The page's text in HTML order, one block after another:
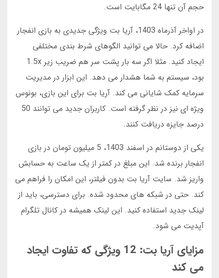
حجم آن تنها 24 مگابایت است.
در اواخر آذرماه 1403، آریا بت ویژگی جدیدی به بازی انفجار
اضافه کرد. حالا می توانید الگوهای شرط بندی مختلفی
ایجاد کنید. مثلا اگر سه بار پشت سر هم ضریب زیر 1.5x
بود، سیستم به شما هشدار می دهد. این ابزار در مدیریت
سرمایه کمک شایانی می کند. آریا بت برای این بازی، بونوس
ویژه ای نیز در نظر گرفته است. کاربران جدید می توانند 50
درصد جایزه دریافت کنند.
یکی از دوستانم در اسفند 1403، 5 میلیون تومان در بازی
انفجار برنده شد. این مبلغ در کمتر از یک ساعت به حسابش
واریز شد. سایت آریا بت بدون فیلتر، این امکان را فراهم می
کند. حتی در شبکه های محدود شده. برای دسترسی، باید از
لینک جدید استفاده کنید. این لینک همیشه در کانال تلگرام
آپدیت می شود.
مزایای آریا بت: 12 ویژگی که تفاوت ایجاد
می کند